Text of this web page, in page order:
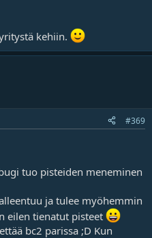
kehiin.
#369
tuo pisteiden meneminen
ja tulee myöhemmin
eilen tienatut pisteet
bc2 parissa ;D Kun